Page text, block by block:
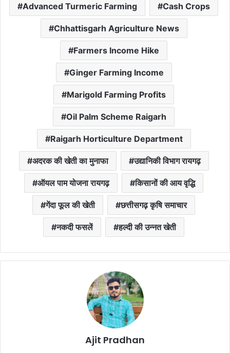
Advanced Turmeric Farming Cash Crops
Chhattisgarh Agriculture News
Farmers Income Hike
Ginger Farming Income
Marigold Farming Profits
Oil Palm Scheme Raigarh
Raigarh Horticulture Department
अदरक की खेती का मुनाफा उद्यानिकी विभाग रायगढ़
ऑयल पाम योजना रायगढ़ किसानों की आय वृद्धि
गेंदा फूल की खेती छत्तीसगढ़ कृषि समाचार
नकदी फसलें हल्दी की उन्नत खेती
Ajit Pradhan